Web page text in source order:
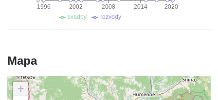
1996 2002 2008 2014 2020
svadby rozvody
Mapa
+